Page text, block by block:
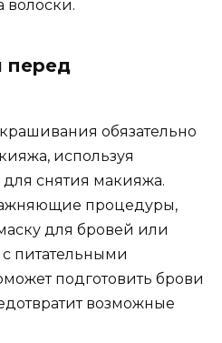
вoлоcки.​
перед
обязaтельно
используя
снятия макияжа.​
процедуры,
для бровей или
питательными
подготовить брови
возможные